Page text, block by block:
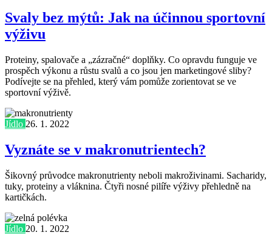
Svaly bez mýtů: Jak na účinnou sportovní
výživu
Proteiny, spalovače a „zázračné“ doplňky. Co opravdu funguje ve
prospěch výkonu a růstu svalů a co jsou jen marketingové sliby?
Podívejte se na přehled, který vám pomůže zorientovat se ve
sportovní výživě.
Jídlo 26. 1. 2022
Vyznáte se v makronutrientech?
Šikovný průvodce makronutrienty neboli makroživinami. Sacharidy,
tuky, proteiny a vláknina. Čtyři nosné pilíře výživy přehledně na
kartičkách.
Jídlo 20. 1. 2022